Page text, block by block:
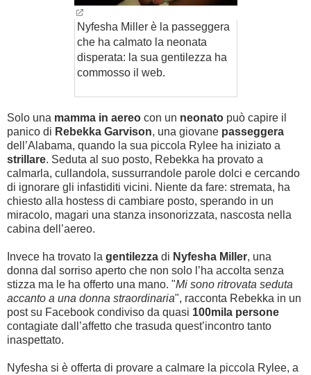
Nyfesha Miller è la passeggera
che ha calmato la neonata
disperata: la sua gentilezza ha
commosso il web.
Solo una mamma in aereo con un neonato può capire il
panico di Rebekka Garvison, una giovane passeggera
dell’Alabama, quando la sua piccola Rylee ha iniziato a
strillare. Seduta al suo posto, Rebekka ha provato a
calmarla, cullandola, sussurrandole parole dolci e cercando
di ignorare gli infastiditi vicini. Niente da fare: stremata, ha
chiesto alla hostess di cambiare posto, sperando in un
miracolo, magari una stanza insonorizzata, nascosta nella
cabina dell’aereo.
Invece ha trovato la gentilezza di Nyfesha Miller, una
donna dal sorriso aperto che non solo l’ha accolta senza
stizza ma le ha offerto una mano. "Mi sono ritrovata seduta
accanto a una donna straordinaria", racconta Rebekka in un
post su Facebook condiviso da quasi 100mila persone
contagiate dall’affetto che trasuda quest’incontro tanto
inaspettato.
Nyfesha si è offerta di provare a calmare la piccola Rylee, a